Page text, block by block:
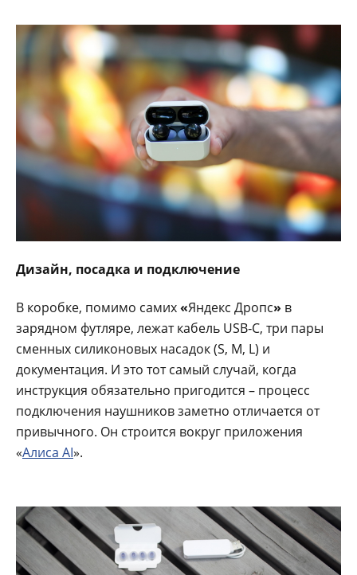
Дизайн, посадка и подключение
В коробке, помимо самих«Яндекс Дропс» в
зарядном футляре, лежат кабель USB‑C, три пары
сменных силиконовых насадок (S, M, L) и
документация. И это тот самый случай, когда
инструкция обязательно пригодится – процесс
подключения наушников заметно отличается от
привычного. Он строится вокруг приложения
«Алиса AI».